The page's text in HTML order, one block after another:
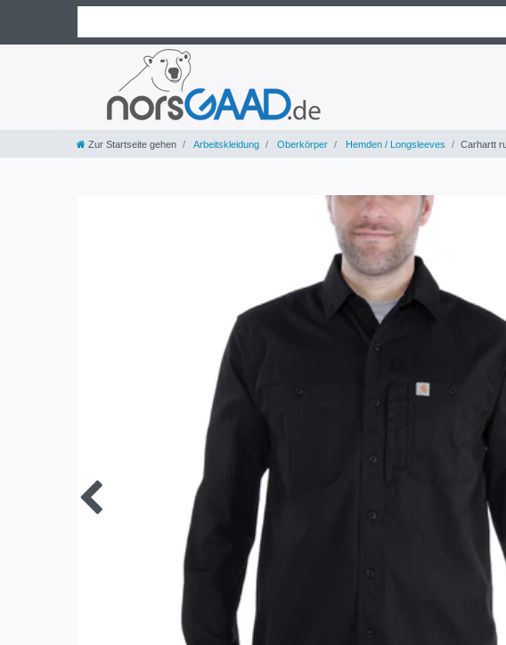
Zur Startseite gehen Arbeitskleidung Oberkörper Hemden / Longsleeves Carhartt